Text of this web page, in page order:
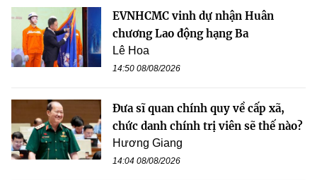
EVNHCMC vinh dự nhận Huân
chương Lao động hạng Ba
Lê Hoa
14:50 08/08/2026
Đưa sĩ quan chính quy về cấp xã,
chức danh chính trị viên sẽ thế nào?
Hương Giang
14:04 08/08/2026